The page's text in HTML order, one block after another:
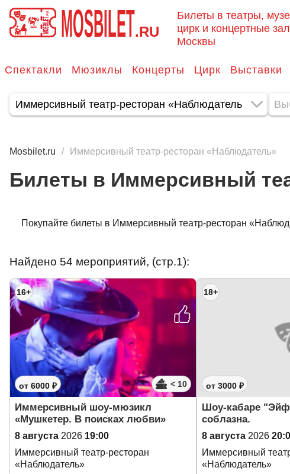
MOSBILET.RU
Билеты в театры,
цирк и концертные
Москвы
Спектакли Мюзиклы Концерты Цирк Выставки
Mosbilet.ru Иммерсивный театр-ресторан «Наблюдатель»
Билеты в Иммерсивный
Покупайте билеты в Иммерсивный театр-ресторан
Найдено 54 мероприятий, (стр.1):
16+
от 6000 ₽ < 10
Иммерсивный шоу-мюзикл
«Мушкетер. В поисках любви»
8 августа 2026 19:00
Иммерсивный театр-ресторан
«Наблюдатель»
18+
от 3000 ₽
Шоу-кабаре
соблазна.
8 августа 2026
Иммерсивный
«Наблюдатель»